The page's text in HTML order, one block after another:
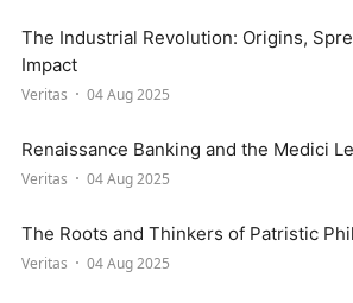
The Industrial Revolution: Origins,
Impact
Veritas 04 Aug 2025
Renaissance Banking and the Medici
Veritas 04 Aug 2025
The Roots and Thinkers of Patristic
Veritas 04 Aug 2025